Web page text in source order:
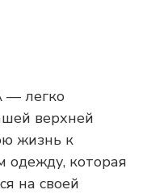
— легко
верхней
жизнь к
которая
на своей